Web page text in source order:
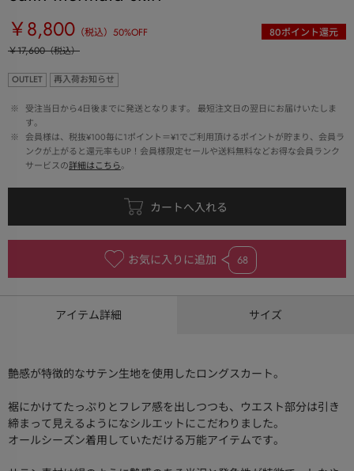
￥8,800 （税込） 50%OFF 80ポイント還元
￥17,600（税込）
OUTLET 再入荷お知らせ
※
受注当日から4日後までに発送となります。 最短注文日の翌日にお届けいたしま
す。
※
会員様は、税抜¥100毎に1ポイント＝¥1でご利用頂けるポイントが貯まり、会員ラ
ンクが上がると還元率もUP！会員様限定セールや送料無料などお得な会員ランク
サービスの詳細はこちら。
お気に入りに追加 68
アイテム詳細 サイズ
艶感が特徴的なサテン生地を使用したロングスカート。
裾にかけてたっぷりとフレア感を出しつつも、ウエスト部分は引き
締まって見えるようになシルエットにこだわりました。
オールシーズン着用していただける万能アイテムです。